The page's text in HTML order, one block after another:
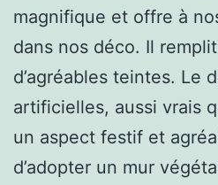
magnifique et offre à
dans nos déco. Il
d’agréables teintes. Le
artificielles, aussi vrais
un aspect festif et
d’adopter un mur